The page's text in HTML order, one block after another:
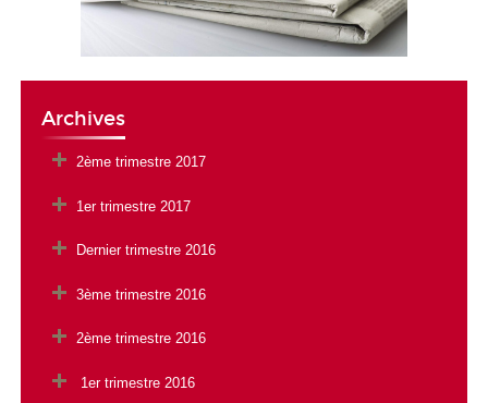
Archives
2ème trimestre 2017
1er trimestre 2017
Dernier trimestre 2016
3ème trimestre 2016
2ème trimestre 2016
1er trimestre 2016